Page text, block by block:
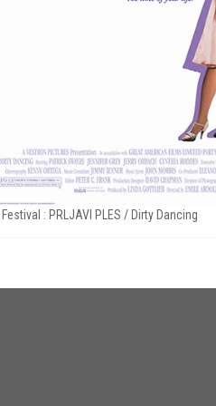
Festival : PRLJAVI PLES / Dirty Dancing